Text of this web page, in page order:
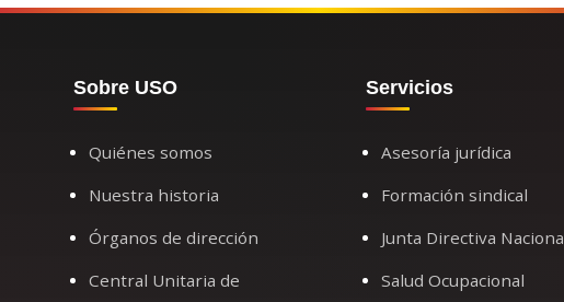
Sobre USO
Quiénes somos
Nuestra historia
Órganos de dirección
Central Unitaria de
Servicios
Asesoría jurídica
Formación sindical
Junta Directiva
Salud Ocupacional